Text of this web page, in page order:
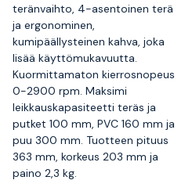
teränvaihto, 4-asentoinen terä
ja ergonominen,
kumipäällysteinen kahva, joka
lisää käyttömukavuutta.
Kuormittamaton kierrosnopeus
0-2900 rpm. Maksimi
leikkauskapasiteetti teräs ja
putket 100 mm, PVC 160 mm ja
puu 300 mm. Tuotteen pituus
363 mm, korkeus 203 mm ja
paino 2,3 kg.